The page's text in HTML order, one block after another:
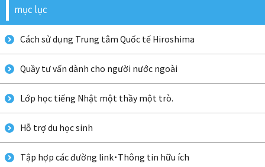
べとなむご
かんこくご
mục lục
Cách sử dụng Trung tâm Quốc tế Hiroshima
Quầy tư vấn dành cho người nước ngoài
Lớp học tiếng Nhật một thầy một trò.
Hỗ trợ du học sinh
Tập hợp các đường link・Thông tin hữu ích